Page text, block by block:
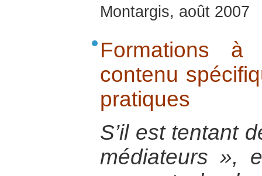
Montargis, août 2007
Formations
contenu
pratiques
S’il est tentant
médiateurs »,